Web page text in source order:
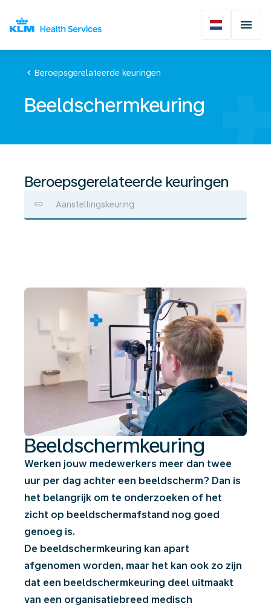
chevron_left Beroepsgerelateerde keuringen
Beeldschermkeuring
Beroepsgerelateerde keuringen
Aanstellingskeuring
Beeldschermkeuring
Beeldschermkeuring
Werken jouw medewerkers meer dan twee
uur per dag achter een beeldscherm? Dan is
het belangrijk om te onderzoeken of het
zicht op beeldschermafstand nog goed
genoeg is.
De beeldschermkeuring kan apart
afgenomen worden, maar het kan ook zo zijn
dat een beeldschermkeuring deel uitmaakt
van een organisatiebreed medisch